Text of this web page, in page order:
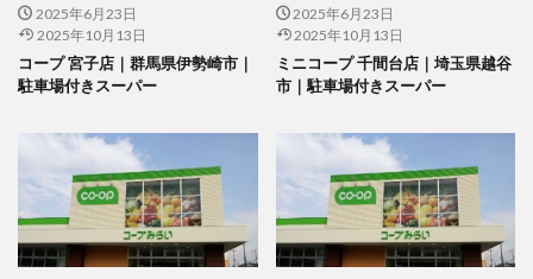
2025年6月23日
2025年10月13日
コープ 宮子店｜群馬県伊勢崎市｜
駐車場付きスーパー
2025年6月23日
2025年10月13日
ミニコープ 千間台店｜埼玉県越谷
市｜駐車場付きスーパー